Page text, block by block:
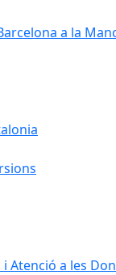
a la
Atenció a les